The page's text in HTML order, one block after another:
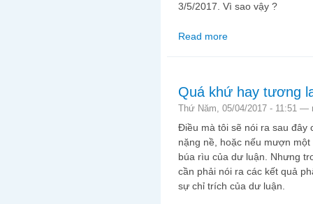
3/5/2017. Vì sao vậy ?
Read more
Quá khứ hay tương
Thứ Năm, 05/04/2017 - 11:51 —
Điều mà tôi sẽ nói ra sau đây
nặng nề, hoặc nếu mượn
búa rìu của dư luận. Nhưng
cần phải nói ra các kết quả
sự chỉ trích của dư luận.